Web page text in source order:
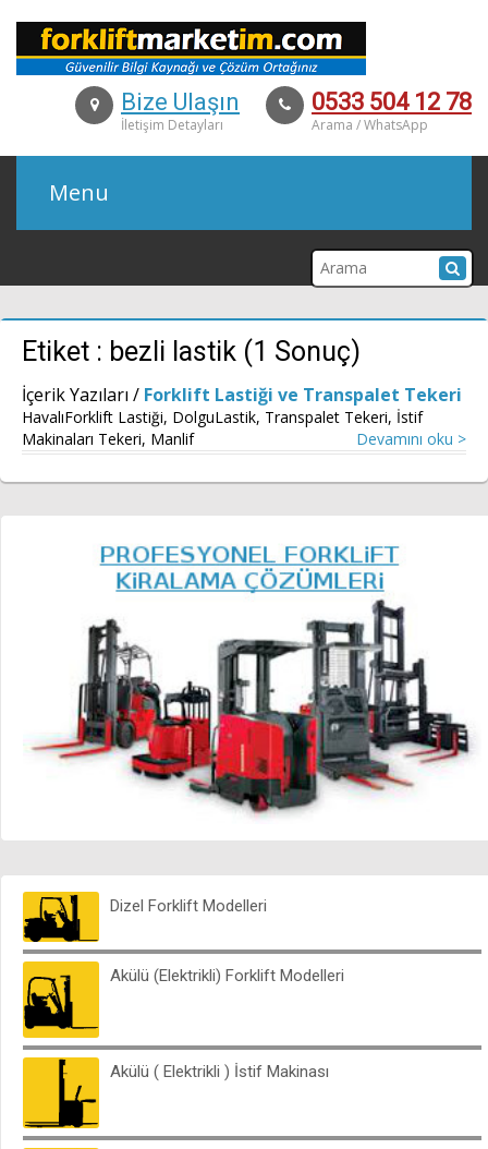
Bize Ulaşın
İletişim Detayları
0533 504 12 78
Arama / WhatsApp
Menu
KURUMSAL
ÜRÜNLER
Dizel Forklift Modelleri
Akülü (Elektrikli) Forklift Modelleri
Akülü Transpalet - Elektrikli Transpalet
Akülü Çekiciler (Tow Truck)
Sipariş Toplayıcılar (Order Picker)
Personel Yükseltici (Manlift)
Teleskopik Forkliftler (Telehandler)
İKİNCİ EL
Forklift Çeşitleri
Satılık Forklift İlanları
KİRALAMA
Forklift Kiralama Çözümleri
Etiket : bezli lastik (1 Sonuç)
İçerik Yazıları / Forklift Lastiği ve Transpalet Tekeri
HavalıForklift Lastiği, DolguLastik, Transpalet Tekeri, İstif
Makinaları Tekeri, Manlif
Devamını oku >
Dizel Forklift Modelleri
Akülü (Elektrikli) Forklift Modelleri
Akülü ( Elektrikli ) İstif Makinası